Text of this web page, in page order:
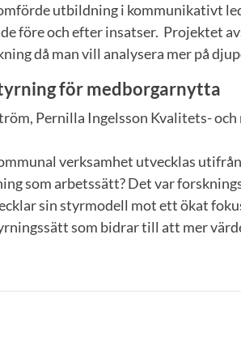
utbildning i kommunikativt
före och efter insatser. Projektet
då man vill analysera mer på
för medborgarnytta
Pernilla Ingelsson Kvalitets-
verksamhet utvecklas
som arbetssätt? Det var
sin styrmodell mot ett ökat
som bidrar till att mer